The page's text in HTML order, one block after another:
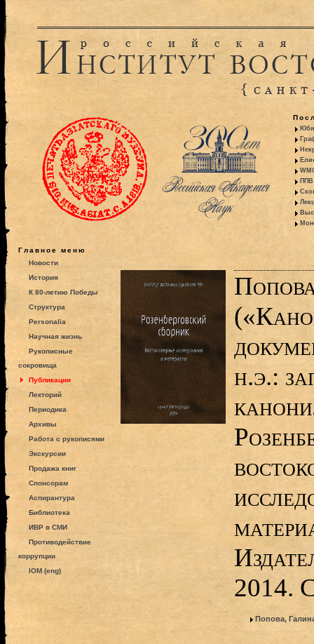
ППВ
Главное меню
Новости
История
К 80-летию Победы
Структура
Personalia
Научная жизнь
Рукописные
сокровища
Публикации
Лекторий
Периодика
Архивы
Работа с рукописями
Экскурсии
Продажа книг
Спонсорам
Аспирантура
Библиотека
ИВР в СМИ
Противодействие
коррупции
IOM (eng)
н.э.:
2014.
Попова,